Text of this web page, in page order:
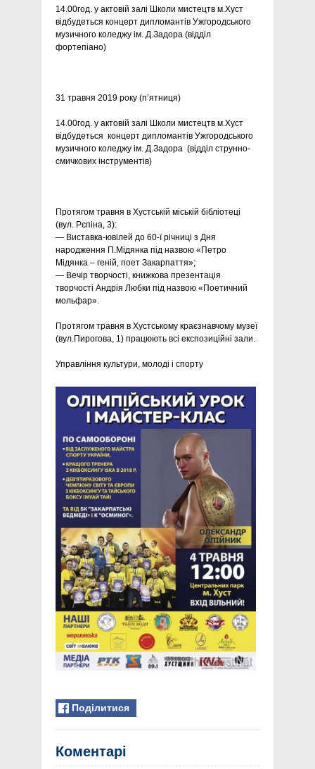
14.00год. у актовій залі Школи мистецтв м.Хуст
відбудеться концерт дипломантів Ужгородського
музичного коледжу ім. Д.Задора (відділ
фортепіано)
31 травня 2019 року (п’ятниця)
14.00год. у актовій залі Школи мистецтв м.Хуст
відбудеться концерт дипломантів Ужгородського
музичного коледжу ім. Д.Задора (відділ струнно-
смичкових інструментів)
Протягом травня в Хустській міській бібліотеці
(вул. Рєпіна, 3):
— Виставка-ювілей до 60-ї річниці з Дня
народження П.Мідянка під назвою «Петро
Мідянка – геній, поет Закарпаття»;
— Вечір творчості, книжкова презентація
творчості Андрія Любки під назвою «Поетичний
мольфар».
Протягом травня в Хустському краєзнавчому музеї
(вул.Пирогова, 1) працюють всі експозиційні зали.
Управління культури, молоді і спорту
Поділитися
Коментарі